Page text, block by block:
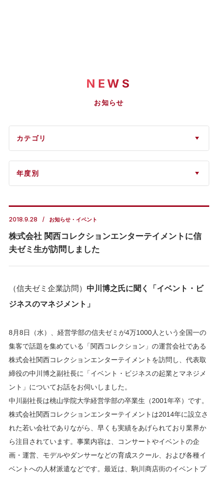
NEWS
お知らせ
2018.9.28 お知らせ・イベント
株式会社 関西コレクションエンターテイメントに信
夫ゼミ生が訪問しました
（信夫ゼミ企業訪問） 中川博之氏に聞く「イベント・ビ
ジネスのマネジメント」
8月8日（水）、経営学部の信夫ゼミが4万1000人という全国一の
集客で話題を集めている「関西コレクション」の運営会社である
株式会社関西コレクションエンターテイメントを訪問し、代表取
締役の中川博之副社長に「イベント・ビジネスの起業とマネジメ
ント」についてお話をお伺いしました。
中川副社長は桃山学院大学経営学部の卒業生（2001年卒）です。
株式会社関西コレクションエンターテイメントは2014年に設立さ
れた若い会社でありながら、早くも実績をあげられており業界か
ら注目されています。事業内容は、コンサートやイベントの企
画・運営、モデルやダンサーなどの育成スクール、および各種イ
ベントへの人材派遣などです。最近は、駒川商店街のイベントプ
カテゴリ
年度別